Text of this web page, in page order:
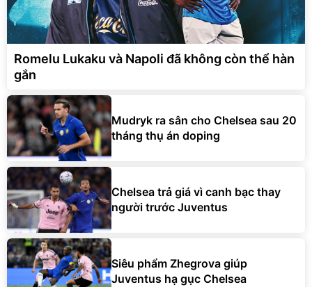
Romelu Lukaku và Napoli đã không còn thể hàn
gắn
Mudryk ra sân cho Chelsea sau 20
tháng thụ án doping
Chelsea trả giá vì canh bạc thay
người trước Juventus
Siêu phẩm Zhegrova giúp
Juventus hạ gục Chelsea